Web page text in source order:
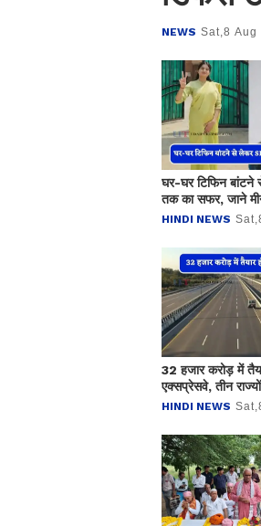
NEWS Sat,8 Aug
घर-घर टिफिन
तक का सफर, जाने
कहानी ?
HINDI NEWS
32 हजार करोड़ में
एक्सप्रेसवे, तीन
किस्मत ! हवा से तेज
HINDI NEWS